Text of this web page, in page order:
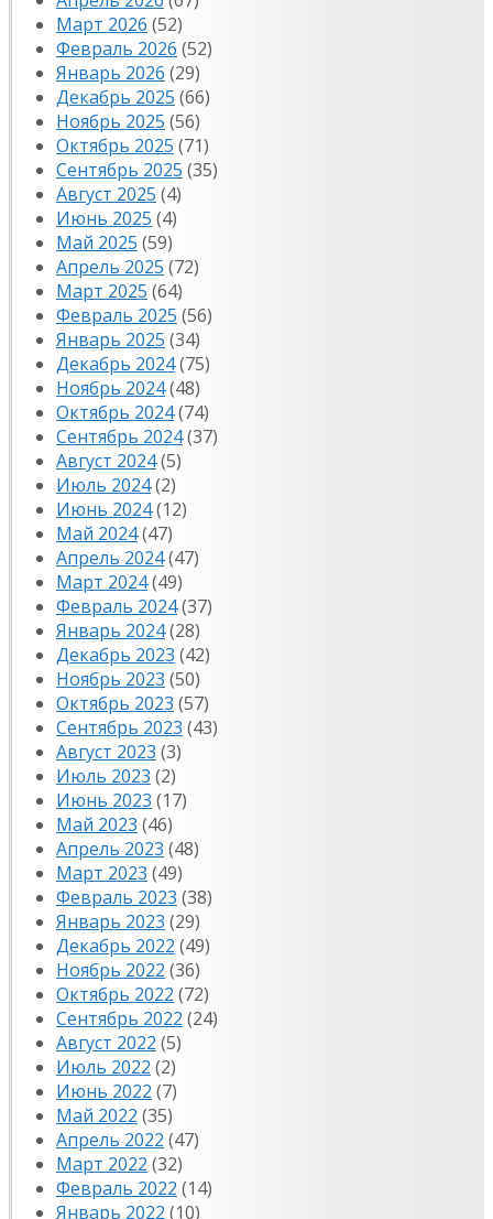
Март 2026 (52)
Февраль 2026 (52)
Январь 2026 (29)
Декабрь 2025 (66)
Ноябрь 2025 (56)
Октябрь 2025 (71)
Сентябрь 2025 (35)
Август 2025 (4)
Июнь 2025 (4)
Май 2025 (59)
Апрель 2025 (72)
Март 2025 (64)
Февраль 2025 (56)
Январь 2025 (34)
Декабрь 2024(75)
Ноябрь 2024(48)
Октябрь 2024(74)
Сентябрь 2024(37)
Август 2024(5)
Июль 2024(2)
Июнь 2024(12)
Май 2024(47)
Апрель 2024(47)
Март 2024(49)
Февраль 2024(37)
Январь 2024(28)
Декабрь 2023 (42)
Ноябрь 2023 (50)
Октябрь 2023 (57)
Сентябрь 2023 (43)
Август 2023 (3)
Июль 2023 (2)
Июнь 2023 (17)
Май 2023 (46)
Апрель 2023 (48)
Март 2023 (49)
Февраль 2023 (38)
Январь 2023 (29)
Декабрь 2022 (49)
Ноябрь 2022 (36)
Октябрь 2022 (72)
Сентябрь 2022 (24)
Август 2022 (5)
Июль 2022 (2)
Июнь 2022 (7)
Май 2022 (35)
Апрель 2022 (47)
Март 2022 (32)
Февраль 2022 (14)
Январь 2022 (10)